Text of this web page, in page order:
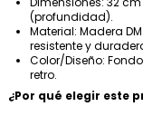
(profundidad).
Material: Madera
resistente y
Color/Diseño:
retro.
¿Por qué elegir este